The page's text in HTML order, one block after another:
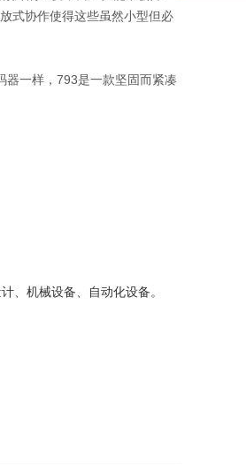
式协作使得这些虽然小型但必
器一样，793是一款坚固而紧凑
、机械设备、自动化设备。